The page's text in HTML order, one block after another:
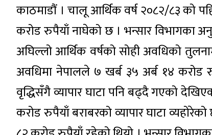
काठमाडौं । चालू आर्थिक वर्ष २०८२/८३ को
करोड रुपैयाँ नाघेको छ । भन्सार विभागका
अघिल्लो आर्थिक वर्षको सोही अवधिको
अवधिमा नेपालले ७ खर्ब ३५ अर्ब १४ करोड
वृद्धिसँगै व्यापार घाटा पनि बढ्दै गएको
करोड रुपैयाँ बराबरको व्यापार घाटा